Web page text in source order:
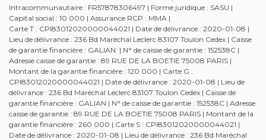
Intracommunautaire : FR57878306497 | Forme juridique : SASU |
Capital social : 10 000 | Assurance RCP : MMA |
Carte T : CPI83012020000044021 | Date de délivrance : 2020-01-08 |
Lieu de délivrance : 236 Bd Maréchal Leclerc 83107 Toulon Cedex | Caisse
de garantie financière : GALIAN. | N° de caisse de garantie : 152538C |
Adresse caisse de garantie : 89 RUE DE LA BOETIE 75008 PARIS |
Montant de la garantie financière : 120 000 | Carte G :
CPI83012020000044021 | Date de délivrance : 2020-01-08 | Lieu de
délivrance : 236 Bd Maréchal Leclerc 83107 Toulon Cedex | Caisse de
garantie financière : GALIAN | N° de caisse de garantie : 152538C | Adresse
caisse de garantie : 89 RUE DE LA BOETIE 75008 PARIS | Montant de la
garantie financière : 260 000 | Carte S : CPI83012020000044021 |
Date de délivrance : 2020-01-08 | Lieu de délivrance : 236 Bd Maréchal